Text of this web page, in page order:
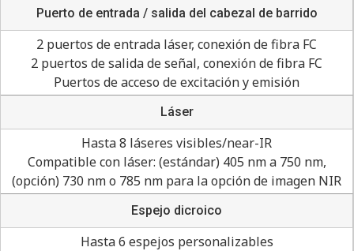
Puerto de entrada / salida del cabezal de barrido
2 puertos de entrada láser, conexión de fibra FC
2 puertos de salida de señal, conexión de fibra FC
Puertos de acceso de excitación y emisión
Láser
Hasta 8 láseres visibles/near-IR
Compatible con láser: (estándar) 405 nm a 750 nm,
(opción) 730 nm o 785 nm para la opción de imagen NIR
Espejo dicroico
Hasta 6 espejos personalizables